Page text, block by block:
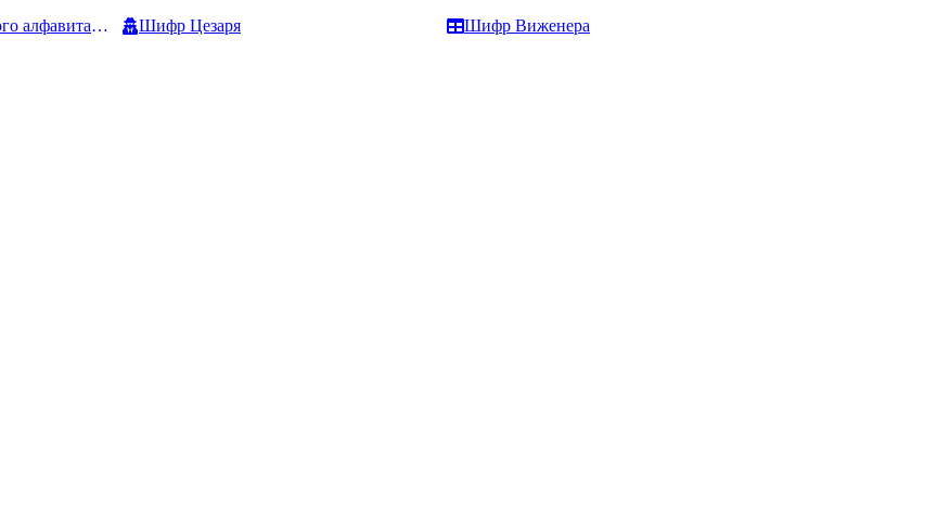
Переводчик фонетического алфавита НАТО Шифр Цезаря Шифр Виженера